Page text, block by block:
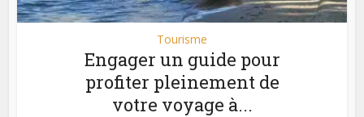
Tourisme
Engager un guide pour
profiter pleinement de
votre voyage à...